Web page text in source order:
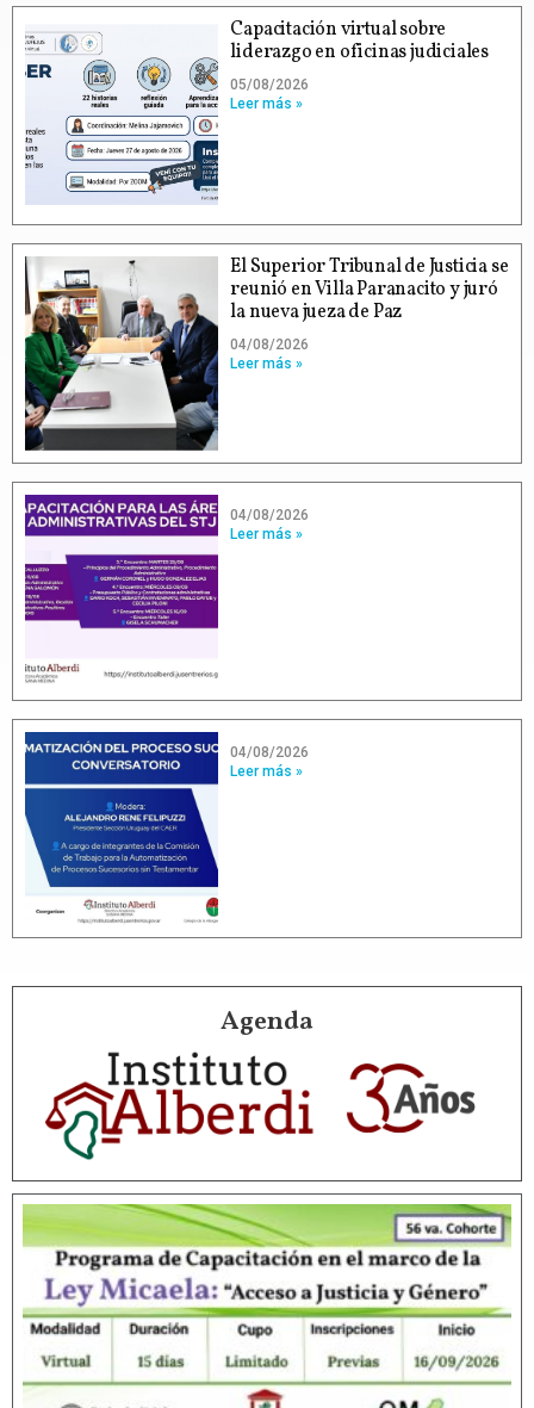
Capacitación virtual sobre
liderazgo en oficinas judiciales
05/08/2026
Leer más »
El Superior Tribunal de Justicia se
reunió en Villa Paranacito y juró
la nueva jueza de Paz
04/08/2026
Leer más »
04/08/2026
Leer más »
04/08/2026
Leer más »
Agenda